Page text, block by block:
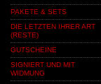
PAKETE & SETS
DIE LETZTEN IHRER ART
(RESTE)
GUTSCHEINE
SIGNIERT UND MIT
WIDMUNG